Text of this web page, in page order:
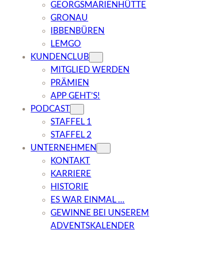
GEORGSMARIENHÜTTE
GRONAU
IBBENBÜREN
LEMGO
KUNDENCLUB
MITGLIED WERDEN
PRÄMIEN
APP GEHT’S!
PODCAST
STAFFEL 1
STAFFEL 2
UNTERNEHMEN
KONTAKT
KARRIERE
HISTORIE
ES WAR EINMAL …
GEWINNE BEI UNSEREM
ADVENTSKALENDER